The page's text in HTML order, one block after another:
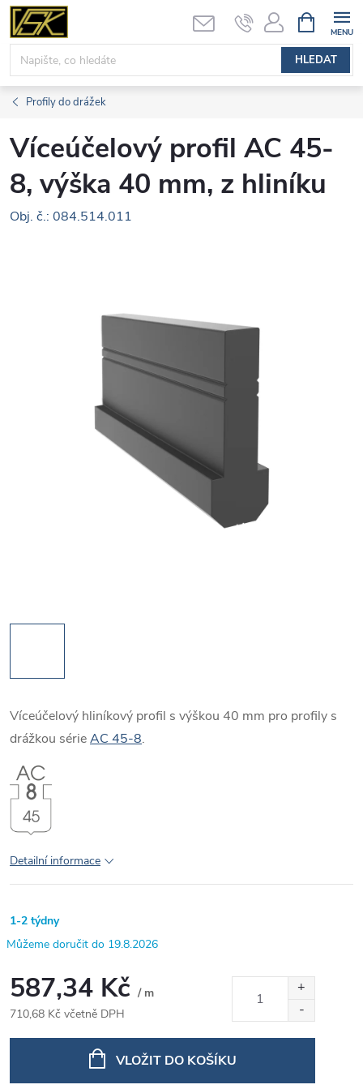
Přejít
obsah
HLEDAT
NÁKUPNÍ
KOŠÍK
Profily do drážek
Víceúčelový profil AC 45-
8, výška 40 mm, z hliníku
Obj. č.: 084.514.011
Víceúčelový hliníkový profil s výškou 40 mm pro profily s
drážkou sérieAC 45-8.
Detailní informace
1-2 týdny
19.8.2026
587,34 Kč / m
710,68 Kč včetně DPH
VLOŽIT DO KOŠÍKU